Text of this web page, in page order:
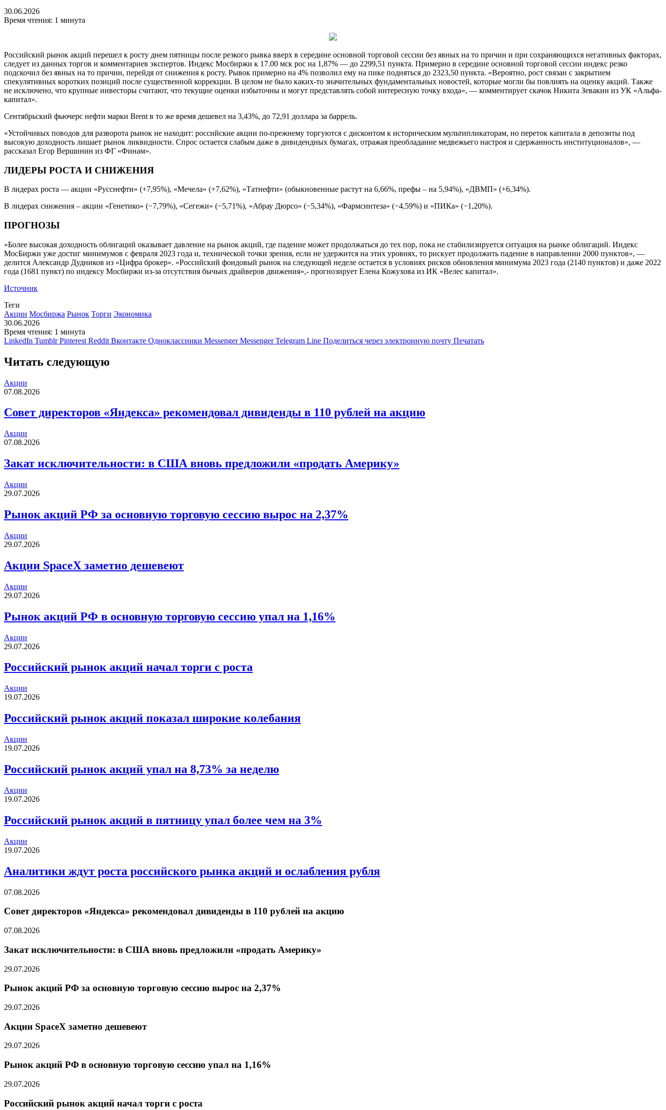
30.06.2026
Время чтения: 1 минута
Российский рынок акций перешел к росту днем пятницы после резкого рывка вверх в середине основной торговой сессии без явных на то причин и при сохраняющихся негативных факторах,
следует из данных торгов и комментариев экспертов. Индекс Мосбиржи к 17.00 мск рос на 1,87% — до 2299,51 пункта. Примерно в середине основной торговой сессии индекс резко
подскочил без явных на то причин, перейдя от снижения к росту. Рывок примерно на 4% позволил ему на пике подняться до 2323,50 пункта. «Вероятно, рост связан с закрытием
спекулятивных коротких позиций после существенной коррекции. В целом не было каких-то значительных фундаментальных новостей, которые могли бы повлиять на оценку акций. Также
не исключено, что крупные инвесторы считают, что текущие оценки избыточны и могут представлять собой интересную точку входа», — комментирует скачок Никита Зевакин из УК «Альфа-
капитал».
Сентябрьский фьючерс нефти марки Brent в то же время дешевел на 3,43%, до 72,91 доллара за баррель.
«Устойчивых поводов для разворота рынок не находит: российские акции по-прежнему торгуются с дисконтом к историческим мультипликаторам, но переток капитала в депозиты под
высокую доходность лишает рынок ликвидности. Спрос остается слабым даже в дивидендных бумагах, отражая преобладание медвежьего настроя и сдержанность институционалов», —
рассказал Егор Вершинин из ФГ «Финам».
ЛИДЕРЫ РОСТА И СНИЖЕНИЯ
В лидерах роста — акции «Русснефти» (+7,95%), «Мечела» (+7,62%), «Татнефти» (обыкновенные растут на 6,66%, префы – на 5,94%), «ДВМП» (+6,34%).
В лидерах снижения – акции «Генетико» (−7,79%), «Сегежи» (−5,71%), «Абрау Дюрсо» (−5,34%), «Фармсинтеза» (−4,59%) и «ПИКа» (−1,20%).
ПРОГНОЗЫ
«Более высокая доходность облигаций оказывает давление на рынок акций, где падение может продолжаться до тех пор, пока не стабилизируется ситуация на рынке облигаций. Индекс
МосБиржи уже достиг минимумов с февраля 2023 года и, технической точки зрения, если не удержится на этих уровнях, то рискует продолжить падение в направлении 2000 пунктов», —
делится Александр Дудников из «Цифра брокер». «Российский фондовый рынок на следующей неделе остается в условиях рисков обновления минимума 2023 года (2140 пунктов) и даже 2022
года (1681 пункт) по индексу Мосбиржи из-за отсутствия бычьих драйверов движения»,- прогнозирует Елена Кожухова из ИК «Велес капитал».
Источник
Теги
Акции Мосбиржа Рынок Торги Экономика
30.06.2026
Время чтения: 1 минута
LinkedIn Tumblr Pinterest Reddit Вконтакте Одноклассники Messenger Messenger Telegram Line Поделиться через электронную почту Печатать
Читать следующую
Акции
07.08.2026
Совет директоров «Яндекса» рекомендовал дивиденды в 110 рублей на акцию
Акции
07.08.2026
Закат исключительности: в США вновь предложили «продать Америку»
Акции
29.07.2026
Рынок акций РФ за основную торговую сессию вырос на 2,37%
Акции
29.07.2026
Акции SpaceX заметно дешевеют
Акции
29.07.2026
Рынок акций РФ в основную торговую сессию упал на 1,16%
Акции
29.07.2026
Российский рынок акций начал торги с роста
Акции
19.07.2026
Российский рынок акций показал широкие колебания
Акции
19.07.2026
Российский рынок акций упал на 8,73% за неделю
Акции
19.07.2026
Российский рынок акций в пятницу упал более чем на 3%
Акции
19.07.2026
Аналитики ждут роста российского рынка акций и ослабления рубля
07.08.2026
Совет директоров «Яндекса» рекомендовал дивиденды в 110 рублей на акцию
07.08.2026
Закат исключительности: в США вновь предложили «продать Америку»
29.07.2026
Рынок акций РФ за основную торговую сессию вырос на 2,37%
29.07.2026
Акции SpaceX заметно дешевеют
29.07.2026
Рынок акций РФ в основную торговую сессию упал на 1,16%
29.07.2026
Российский рынок акций начал торги с роста